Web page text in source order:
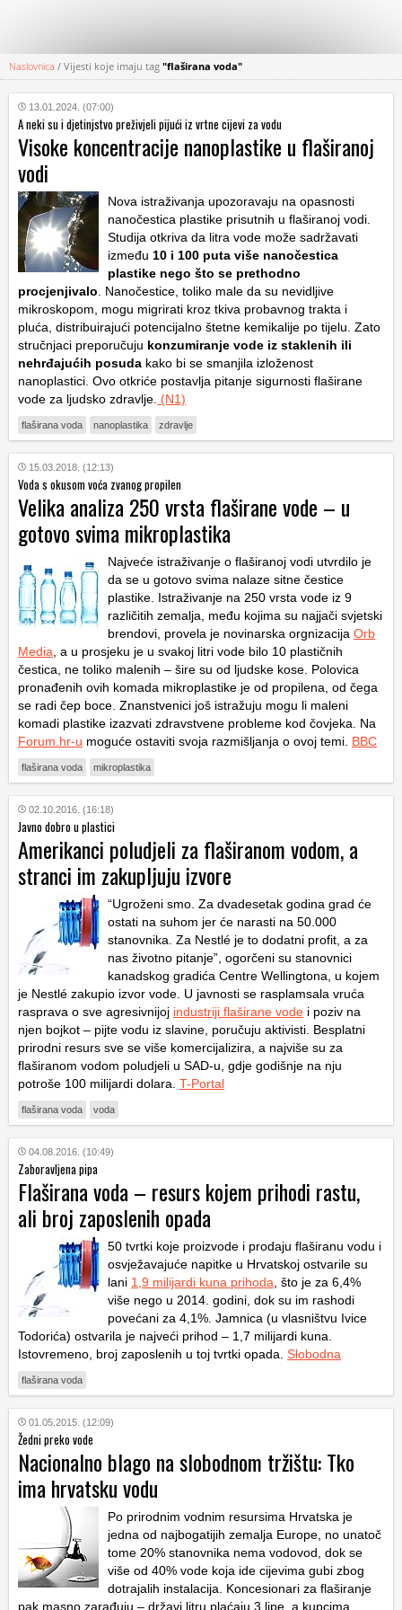
KATEGORIJE
HRVATSKI
WEB
Naslovnica / Vijesti koje imaju tag "flaširana voda"
13.01.2024. (07:00)
A neki su i djetinjstvo preživjeli pijući iz vrtne cijevi za vodu
Visoke koncentracije nanoplastike u flaširanoj
vodi
Nova istraživanja upozoravaju na opasnosti
nanočestica plastike prisutnih u flaširanoj vodi.
Studija otkriva da litra vode može sadržavati
između 10 i 100 puta više nanočestica
plastike nego što se prethodno
procjenjivalo . Nanočestice, toliko male da su nevidljive
mikroskopom, mogu migrirati kroz tkiva probavnog trakta i
pluća, distribuirajući potencijalno štetne kemikalije po tijelu. Zato
stručnjaci preporučuju konzumiranje vode iz staklenih ili
nehrđajućih posuda kako bi se smanjila izloženost
nanoplastici. Ovo otkriće postavlja pitanje sigurnosti flaširane
vode za ljudsko zdravlje. (N1)
flaširana voda nanoplastika zdravlje
15.03.2018. (12:13)
Voda s okusom voća zvanog propilen
Velika analiza 250 vrsta flaširane vode – u
gotovo svima mikroplastika
Najveće istraživanje o flaširanoj vodi utvrdilo je
da se u gotovo svima nalaze sitne čestice
plastike. Istraživanje na 250 vrsta vode iz 9
različitih zemalja, među kojima su najjači svjetski
brendovi, provela je novinarska orgnizacija Orb
Media , a u prosjeku je u svakoj litri vode bilo 10 plastičnih
čestica, ne toliko malenih – šire su od ljudske kose. Polovica
pronađenih ovih komada mikroplastike je od propilena, od čega
se radi čep boce. Znanstvenici još istražuju mogu li maleni
komadi plastike izazvati zdravstvene probleme kod čovjeka. Na
Forum.hr-u moguće ostaviti svoja razmišljanja o ovoj temi. BBC
flaširana voda mikroplastika
02.10.2016. (16:18)
Javno dobro u plastici
Amerikanci poludjeli za flaširanom vodom, a
stranci im zakupljuju izvore
“Ugroženi smo. Za dvadesetak godina grad će
ostati na suhom jer će narasti na 50.000
stanovnika. Za Nestlé je to dodatni profit, a za
nas životno pitanje”, ogorčeni su stanovnici
kanadskog gradića Centre Wellingtona, u kojem
je Nestlé zakupio izvor vode. U javnosti se rasplamsala vruća
rasprava o sve agresivnijoj industriji flaširane vode i poziv na
njen bojkot – pijte vodu iz slavine, poručuju aktivisti. Besplatni
prirodni resurs sve se više komercijalizira, a najviše su za
flaširanom vodom poludjeli u SAD-u, gdje godišnje na nju
potroše 100 milijardi dolara. T-Portal
flaširana voda voda
04.08.2016. (10:49)
Zaboravljena pipa
Flaširana voda – resurs kojem prihodi rastu,
ali broj zaposlenih opada
50 tvrtki koje proizvode i prodaju flaširanu vodu i
osvježavajuće napitke u Hrvatskoj ostvarile su
lani 1,9 milijardi kuna prihoda , što je za 6,4%
više nego u 2014. godini, dok su im rashodi
povećani za 4,1%. Jamnica (u vlasništvu Ivice
Todorića) ostvarila je najveći prihod – 1,7 milijardi kuna.
Istovremeno, broj zaposlenih u toj tvrtki opada. Slobodna
flaširana voda
01.05.2015. (12:09)
Žedni preko vode
Nacionalno blago na slobodnom tržištu: Tko
ima hrvatsku vodu
Po prirodnim vodnim resursima Hrvatska je
jedna od najbogatijih zemalja Europe, no unatoč
tome 20% stanovnika nema vodovod, dok se
više od 40% vode koja ide cijevima gubi zbog
dotrajalih instalacija. Koncesionari za flaširanje
pak masno zarađuju – državi litru plaćaju 3 lipe, a kupcima